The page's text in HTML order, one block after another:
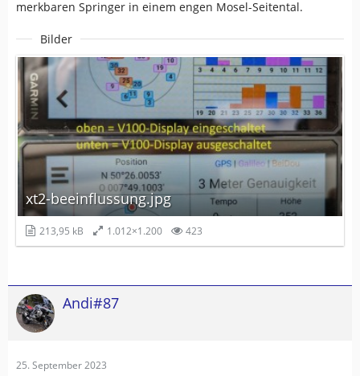
merkbaren Springer in einem engen Mosel-Seitental.
Bilder
xt2-beeinflussung.jpg
213,95 kB 1.012×1.200 423
Andi#87
25. September 2023